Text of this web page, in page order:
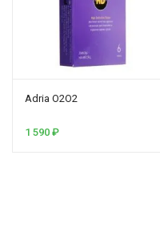
Adria O2O2
1 590 ₽